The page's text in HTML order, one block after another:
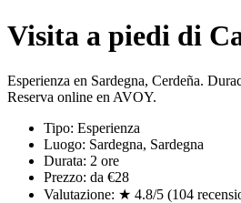
Visita a piedi di
Esperienza en Sardegna, Cerdeña.
Reserva online en AVOY.
Tipo: Esperienza
Luogo: Sardegna, Sardegna
Durata: 2 ore
Prezzo: da €28
Valutazione: ★ 4.8/5 (104